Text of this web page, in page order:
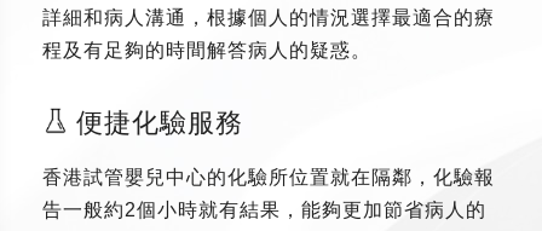
詳細和病人溝通，根據個人的情況選擇最適合的療
程及有足夠的時間解答病人的疑惑。
便捷化驗服務
香港試管嬰兒中心的化驗所位置就在隔鄰，化驗報
告一般約2個小時就有結果，能夠更加節省病人的